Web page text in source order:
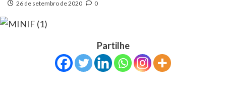
26 de setembro de 2020 0
Partilhe